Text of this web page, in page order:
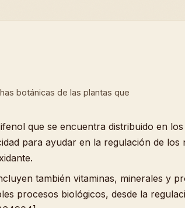
botánicas de las plantas que
que se encuentra distribuido en
para ayudar en la regulación de los
también vitaminas, minerales y
procesos biológicos, desde la